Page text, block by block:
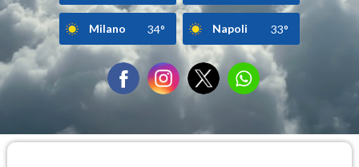
Milano 34° Napoli 33°